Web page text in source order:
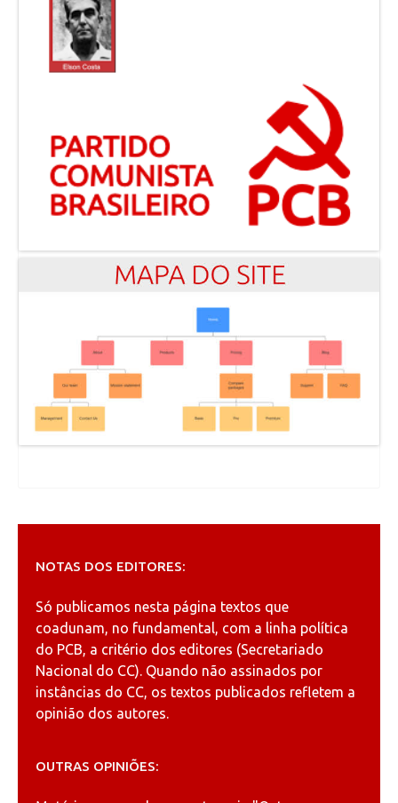
NOTAS DOS EDITORES:
Só publicamos nesta página textos que
coadunam, no fundamental, com a linha política
do PCB, a critério dos editores (Secretariado
Nacional do CC). Quando não assinados por
instâncias do CC, os textos publicados refletem a
opinião dos autores.
OUTRAS OPINIÕES: